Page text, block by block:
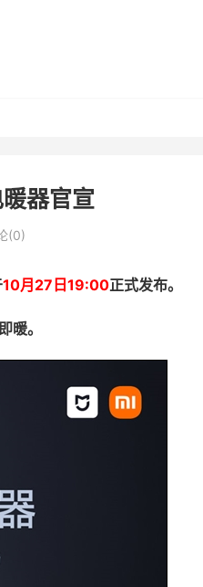
器官宣
(0)
10月27日19:00正式发布。
暖。